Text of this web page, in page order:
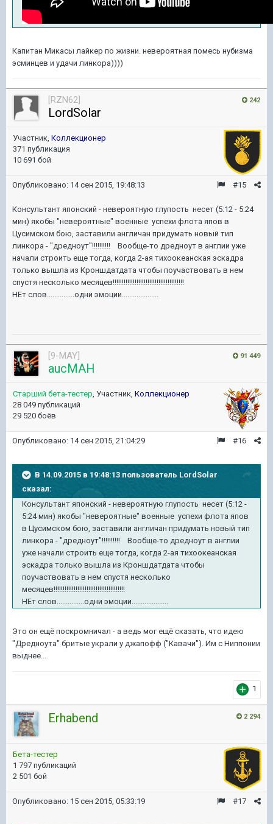
Капитан Микасы лайкер по жизни. невероятная помесь нубизма
эсминцев и удачи линкора))))
242
[RZN62]
LordSolar
Участник, Коллекционер
371 публикация
10 691 бой
#15
Опубликовано: 14 сен 2015, 19:48:13
Консультант японский - невероятную глупость несет (5:12 - 5:24
мин) якобы "невероятные" военные успехи флота япов в
Цусимском бою, заставили англичан придумать новый тип
линкора - "дредноут"!!!!!!!!!! Вообще-то дредноут в англии уже
начали строить еще тогда, когда 2-ая тихоокеанская эскадра
только вышла из Кроншдатдата чтобы поучаствовать в нем
спустя несколько месяцев!!!!!!!!!!!!!!!!!!!!!!!!!!!!!!!!!!!!!!!
НЕт слов...............одни эмоции....................
91 449
[9-MAY]
aucMAH
Старший бета-тестер , Участник, Коллекционер
28 049 публикаций
29 520 боёв
#16
Опубликовано: 14 сен 2015, 21:04:29
В 14.09.2015 в 19:48:13 пользователь LordSolar
сказал:
Консультант японский - невероятную глупость несет (5:12 -
5:24 мин) якобы "невероятные" военные успехи флота япов
в Цусимском бою, заставили англичан придумать новый тип
линкора - "дредноут"!!!!!!!!!! Вообще-то дредноут в англии
уже начали строить еще тогда, когда 2-ая тихоокеанская
эскадра только вышла из Кроншдатдата чтобы
поучаствовать в нем спустя несколько
месяцев!!!!!!!!!!!!!!!!!!!!!!!!!!!!!!!!!!!!!!!
НЕт слов...............одни эмоции....................
Это он ещё поскромничал - а ведь мог ещё сказать, что идею
"Дредноута" бритые украли у джапофф ("Кавачи"). Им с Ниппонии
выднее...
1
2 294
Erhabend
Бета-тестер
1 797 публикаций
2 501 бой
#17
Опубликовано: 15 сен 2015, 05:33:19